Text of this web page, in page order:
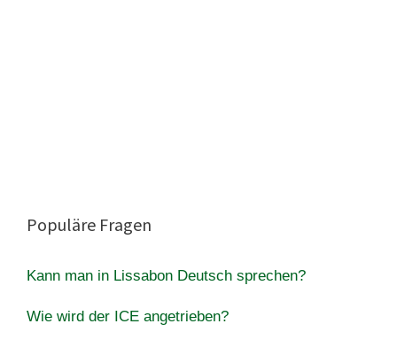
Populäre Fragen
Kann man in Lissabon Deutsch sprechen?
Wie wird der ICE angetrieben?